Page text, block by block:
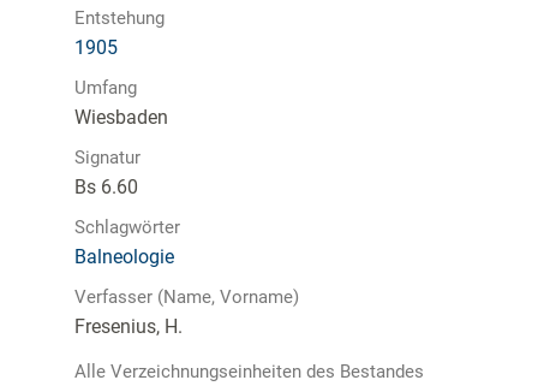
Entstehung
1905
Umfang
Wiesbaden
Signatur
Bs 6.60
Schlagwörter
Balneologie
Verfasser (Name, Vorname)
Fresenius, H.
Alle Verzeichnungseinheiten des Bestandes